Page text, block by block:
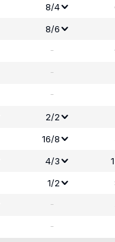
8/4
8/6
-
-
-
2/2
16/8
4/3
1/2
-
-